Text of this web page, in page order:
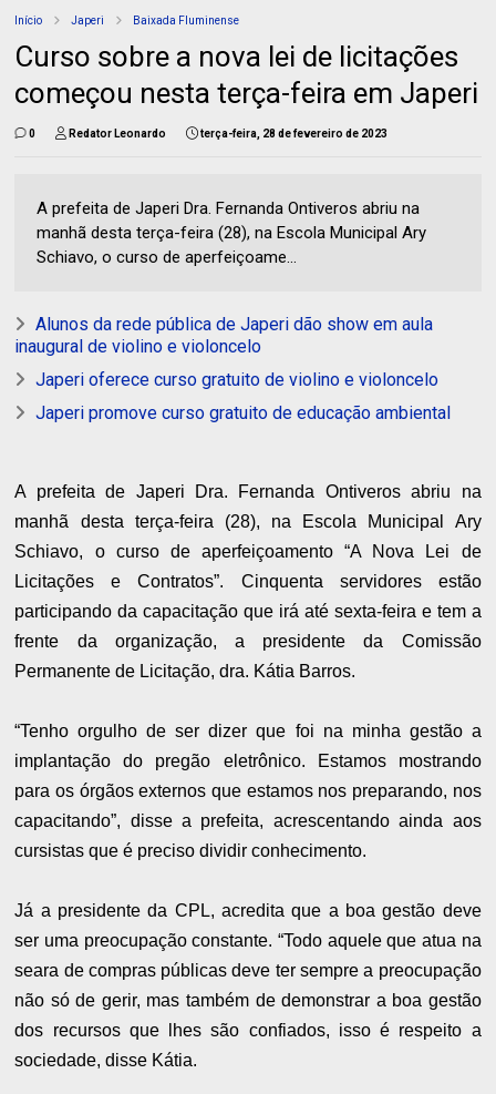
Início Japeri Baixada Fluminense
Curso sobre a nova lei de licitações
começou nesta terça-feira em Japeri
0 Redator Leonardo terça-feira, 28 de fevereiro de 2023
A prefeita de Japeri Dra. Fernanda Ontiveros abriu na
manhã desta terça-feira (28), na Escola Municipal Ary
Schiavo, o curso de aperfeiçoame...
Alunos da rede pública de Japeri dão show em aula
inaugural de violino e violoncelo
Japeri oferece curso gratuito de violino e violoncelo
Japeri promove curso gratuito de educação ambiental
A prefeita de Japeri Dra. Fernanda Ontiveros abriu na
manhã desta terça-feira (28), na Escola Municipal Ary
Schiavo, o curso de aperfeiçoamento “A Nova Lei de
Licitações e Contratos”. Cinquenta servidores estão
participando da capacitação que irá até sexta-feira e tem a
frente da organização, a presidente da Comissão
Permanente de Licitação, dra. Kátia Barros.
“Tenho orgulho de ser dizer que foi na minha gestão a
implantação do pregão eletrônico. Estamos mostrando
para os órgãos externos que estamos nos preparando, nos
capacitando”, disse a prefeita, acrescentando ainda aos
cursistas que é preciso dividir conhecimento.
Já a presidente da CPL, acredita que a boa gestão deve
ser uma preocupação constante. “Todo aquele que atua na
seara de compras públicas deve ter sempre a preocupação
não só de gerir, mas também de demonstrar a boa gestão
dos recursos que lhes são confiados, isso é respeito a
sociedade, disse Kátia.